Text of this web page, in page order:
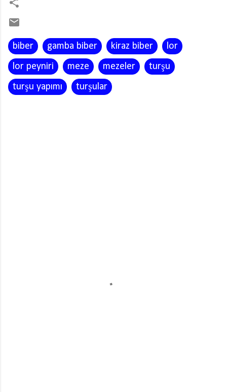
biber gamba biber kiraz biber
lor
lor peyniri
meze mezeler
turşu
turşu yapımı
turşular